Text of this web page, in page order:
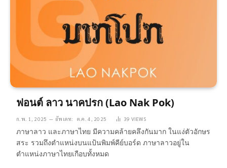
ฟอนต์ ลาว นาคปรก (Lao Nak Pok)
ก.พ. 1, 2025 อัพเดท: ต.ค. 4, 2025 39 VIEWS
ภาษาลาว และภาษาไทย มีความคล้ายคลึงกันมาก ในแง่ตัวอักษร
สระ รวมถึงตำแหน่งบนแป้นพิมพ์คีย์บอร์ด ภาษาลาวอยู่ใน
ตำแหน่งภาษาไทยเกือบทั้งหมด